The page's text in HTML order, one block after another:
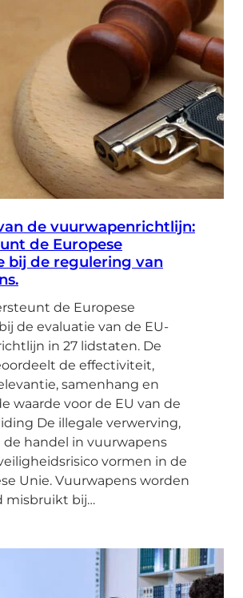
de vuurwapenrichtlijn:
de Europese
bij de regulering van
de Europese
de evaluatie van de EU-
in 27 lidstaten. De
de effectiviteit,
samenhang en
waarde voor de EU van de
De illegale verwerving,
de handel in vuurwapens
vormen in de
Unie. Vuurwapens worden
misbruikt bij…